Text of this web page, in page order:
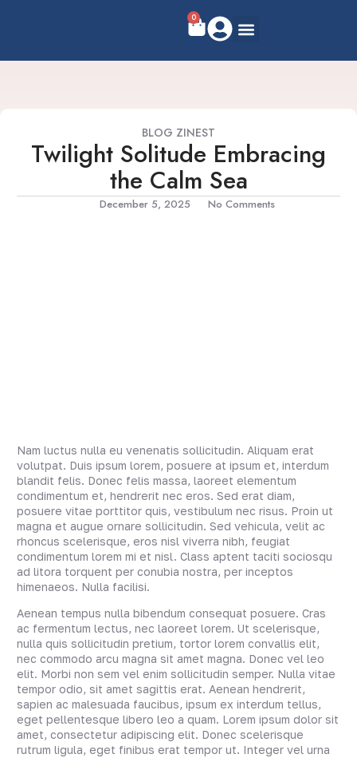
0
BLOG ZINEST
Twilight Solitude Embracing
the Calm Sea
December 5, 2025 No Comments
Nam luctus nulla eu venenatis sollicitudin. Aliquam erat
volutpat. Duis ipsum lorem, posuere at ipsum et, interdum
blandit felis. Donec felis massa, laoreet elementum
condimentum et, hendrerit nec eros. Sed erat diam,
posuere vitae porttitor quis, vestibulum nec risus. Proin ut
magna et augue ornare sollicitudin. Sed vehicula, velit ac
rhoncus scelerisque, eros nisl viverra nibh, feugiat
condimentum lorem mi et nisl. Class aptent taciti sociosqu
ad litora torquent per conubia nostra, per inceptos
himenaeos. Nulla facilisi.
Aenean tempus nulla bibendum consequat posuere. Cras
ac fermentum lectus, nec laoreet lorem. Ut scelerisque,
nulla quis sollicitudin pretium, tortor lorem convallis elit,
nec commodo arcu magna sit amet magna. Donec vel leo
elit. Morbi non sem vel enim sollicitudin semper. Nulla vitae
tempor odio, sit amet sagittis erat. Aenean hendrerit,
sapien ac malesuada faucibus, ipsum ex interdum tellus,
eget pellentesque libero leo a quam. Lorem ipsum dolor sit
amet, consectetur adipiscing elit. Donec scelerisque
rutrum ligula, eget finibus erat tempor ut. Integer vel urna